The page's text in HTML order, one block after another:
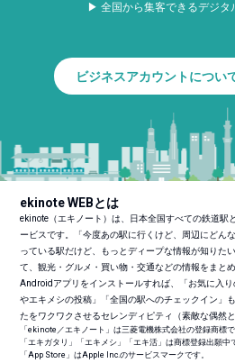
▶ 全国から集客できるデジタ
ビジネスアカウントについ
ekinote WEBとは
ekinote（エキノート）は、日本全国すべての鉄道駅
ービスです。「今度あの駅に行くけど、周辺にどん
っている駅だけど、もっとディープな情報が知りた
て、観光・グルメ・買い物・交通などの情報をまと
Androidアプリをインストールすれば、「お気に入
やエキメシの投稿」「全国の駅へのチェックイン」
たをワクワクさせるセレンディピティ（素敵な偶然
「ekinote／エキノート」は三菱電機株式会社の登録商標で
「エキガタリ」「エキメシ」「エキ活」は商標登録出願中
「App Store」はApple Inc.のサービスマークです。